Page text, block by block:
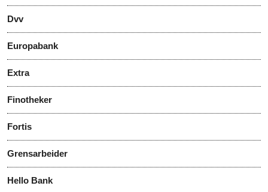
Dvv
Europabank
Extra
Finotheker
Fortis
Grensarbeider
Hello Bank